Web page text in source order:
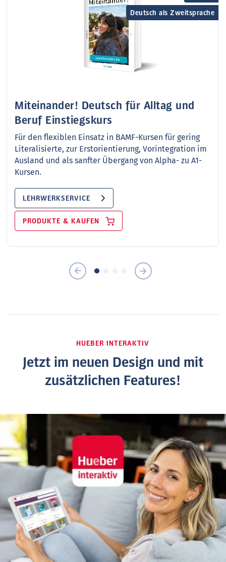
Deutsch als Zweitsprache
Miteinander! Deutsch für Alltag und
Beruf Einstiegskurs
Für den flexiblen Einsatz in BAMF-Kursen für gering
Literalisierte, zur Erstorientierung, Vorintegration im
Ausland und als sanfter Übergang von Alpha- zu A1-
Kursen.
LEHRWERKSERVICE
PRODUKTE & KAUFEN
HUEBER INTERAKTIV
Jetzt im neuen Design und mit
zusätzlichen Features!